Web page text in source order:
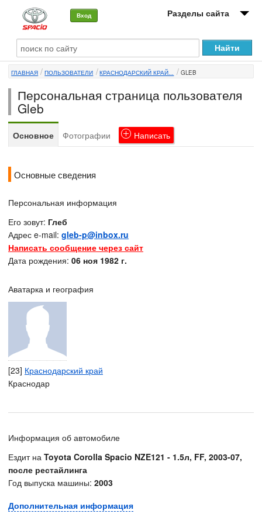
Вход Разделы сайта
О машине
Автоклуб
Форумы
Сервисы и услуги
ГЛАВНАЯ ПОЛЬЗОВАТЕЛИ КРАСНОДАРСКИЙ КРАЙ... GLEB
Персональная страница пользователя
Gleb
Основное Фотографии Написать
Основные сведения
Персональная информация
Его зовут: Глеб
Адрес e-mail: gleb-p@inbox.ru
Написать сообщение через сайт
Дата рождения: 06 ноя 1982 г.
Аватарка и география
[23] Краснодарский край
Краснодар
Информация об автомобиле
Ездит на Toyota Corolla Spacio NZE121 - 1.5л, FF, 2003-07,
после рестайлинга
Год выпуска машины: 2003
Дополнительная информация